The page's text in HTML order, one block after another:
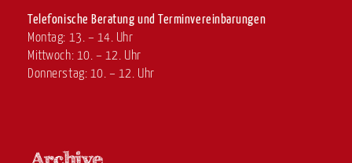
Telefonische Beratung und Terminvereinbarungen
Montag: 13. – 14. Uhr
Mittwoch: 10. – 12. Uhr
Donnerstag: 10. – 12. Uhr